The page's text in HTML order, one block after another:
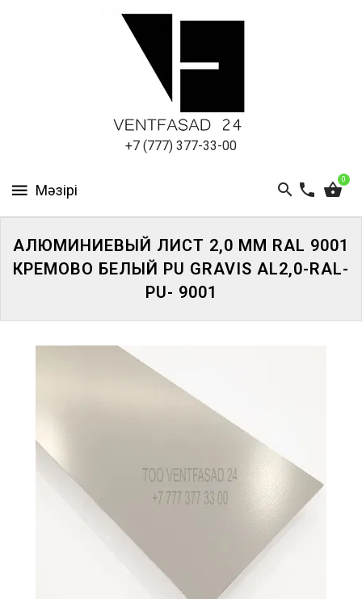
+7 (777) 377-33-00
0
ПАНЕЛИ
АЛЮМИНИЕВЫЙ ЛИСТ 2,0 ММ RAL 9001
КРЕМОВО БЕЛЫЙ PU GRAVIS AL2,0-RAL-
PU- 9001